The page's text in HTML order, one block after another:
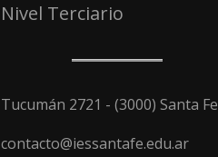
Nivel Terciario
Tucumán 2721 - (3000) Santa Fe
contacto@iessantafe.edu.ar